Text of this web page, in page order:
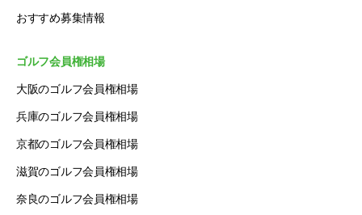
おすすめ募集情報
ゴルフ会員権相場
大阪のゴルフ会員権相場
兵庫のゴルフ会員権相場
京都のゴルフ会員権相場
滋賀のゴルフ会員権相場
奈良のゴルフ会員権相場